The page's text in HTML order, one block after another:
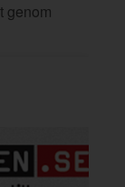
genom